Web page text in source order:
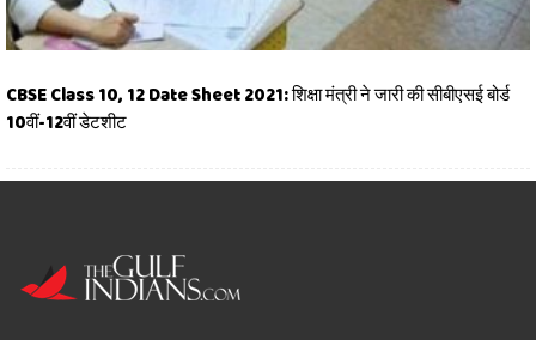
CBSE Class 10, 12 Date Sheet 2021: शिक्षा मंत्री ने जारी की सीबीएसई बोर्ड
10वीं-12वीं डेटशीट